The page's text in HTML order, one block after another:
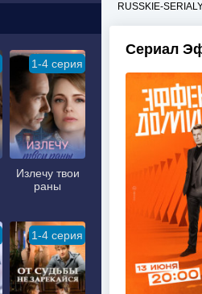
RUSSKIE-
Сериал
1-4 серия
Излечу твои
раны
1-4 серия